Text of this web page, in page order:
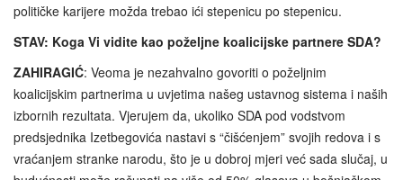
političke karijere možda trebao ići stepenicu po stepenicu.
STAV: Koga Vi vidite kao poželjne koalicijske partnere SDA?
ZAHIRAGIĆ: Veoma je nezahvalno govoriti o poželjnim
koalicijskim partnerima u uvjetima našeg ustavnog sistema i naših
izbornih rezultata. Vjerujem da, ukoliko SDA pod vodstvom
predsjednika Izetbegovića nastavi s “čišćenjem” svojih redova i s
vraćanjem stranke narodu, što je u dobroj mjeri već sada slučaj, u